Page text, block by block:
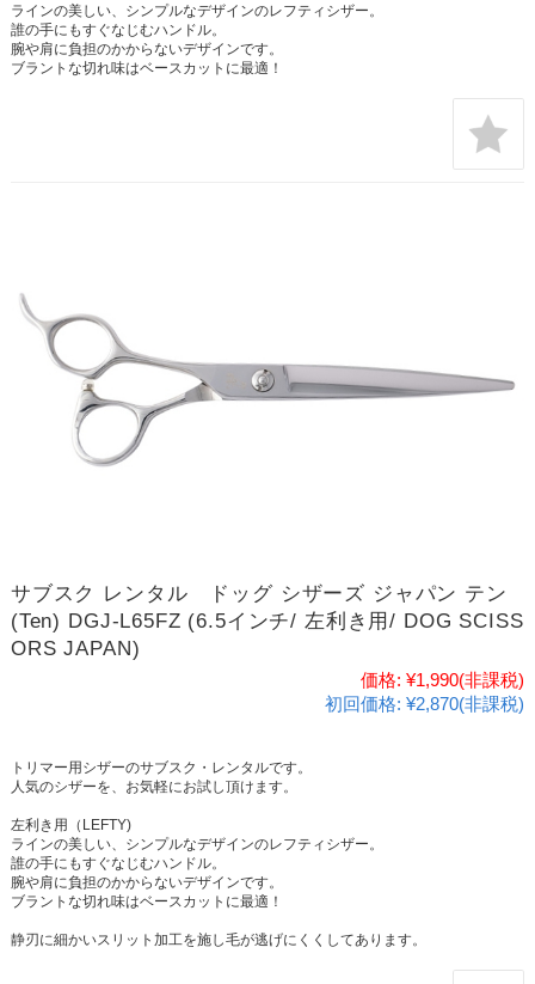
ラインの美しい、シンプルなデザインのレフティシザー。
誰の手にもすぐなじむハンドル。
腕や肩に負担のかからないデザインです。
ブラントな切れ味はベースカットに最適！
サブスク レンタル ドッグ シザーズ ジャパン テン
(Ten) DGJ-L65FZ (6.5インチ/ 左利き用/ DOG SCISS
ORS JAPAN)
価格: ¥1,990(非課税)
初回価格: ¥2,870(非課税)
トリマー用シザーのサブスク・レンタルです。
人気のシザーを、お気軽にお試し頂けます。
左利き用（LEFTY)
ラインの美しい、シンプルなデザインのレフティシザー。
誰の手にもすぐなじむハンドル。
腕や肩に負担のかからないデザインです。
ブラントな切れ味はベースカットに最適！
静刃に細かいスリット加工を施し毛が逃げにくくしてあります。